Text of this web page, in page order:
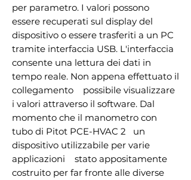
per parametro. I valori possono
essere recuperati sul display del
dispositivo o essere trasferiti a un PC
tramite interfaccia USB. L'interfaccia
consente una lettura dei dati in
tempo reale. Non appena effettuato il
collegamento    possibile visualizzare
i valori attraverso il software. Dal
momento che il manometro con
tubo di Pitot PCE-HVAC 2   un
dispositivo utilizzabile per varie
applicazioni    stato appositamente
costruito per far fronte alle diverse